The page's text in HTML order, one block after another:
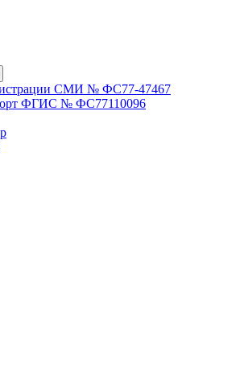
СМИ № ФС77-47467
ФГИС № ФС77110096